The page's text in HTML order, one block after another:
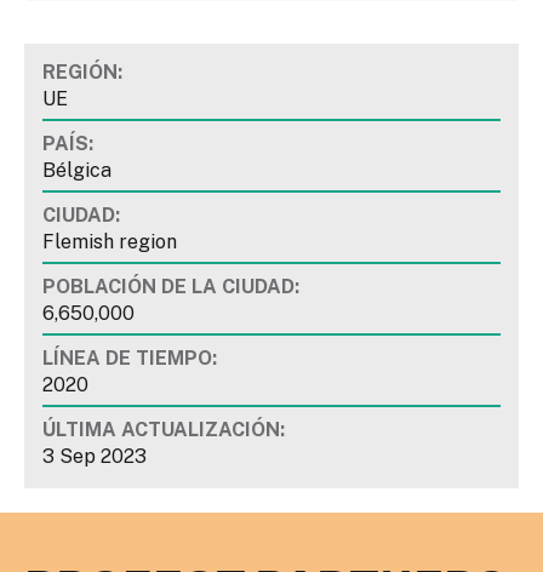
REGIÓN:
UE
PAÍS:
Bélgica
CIUDAD:
Flemish region
POBLACIÓN DE LA CIUDAD:
6,650,000
LÍNEA DE TIEMPO:
2020
ÚLTIMA ACTUALIZACIÓN:
3 Sep 2023